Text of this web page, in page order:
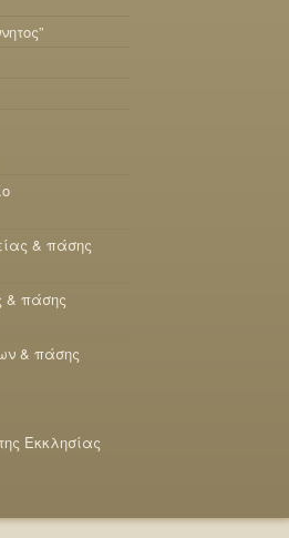
& πάσης
& πάσης
& πάσης
Εκκλησίας